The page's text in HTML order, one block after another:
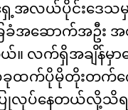
လယ်ပိုင်းဒေသမှာ
ခံအဆောက်အဦး
ယ်။ လက်ရှိအချိန်မှ
ထက်ပိုမိုတိုးတက်ကေ
ြုလုပ်နေတယ်လို့သိ